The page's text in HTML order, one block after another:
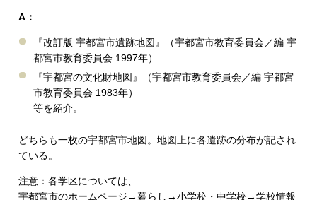
A：
『改訂版 宇都宮市遺跡地図』（宇都宮市教育委員会／編 宇
都宮市教育委員会 1997年）
『宇都宮の文化財地図』（宇都宮市教育委員会／編 宇都宮
市教育委員会 1983年）
等を紹介。
どちらも一枚の宇都宮市地図。地図上に各遺跡の分布が記され
ている。
注意：各学区については、
宇都宮市のホームページ→暮らし→小学校・中学校→学校情報